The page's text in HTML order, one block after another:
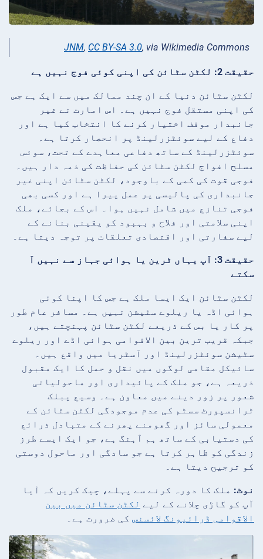
JNM, CC BY-SA 3.0, via Wikimedia Commons
حقیقت 2: لکٹن سٹائن کی اپنی کوئی فوج نہیں ہے
لکٹن سٹائن دنیا کے ان چند ممالک میں سے ایک ہے جس
کی اپنی مستقل فوج نہیں ہے۔ اس امارت نے غیر
جانبدار موقف اختیار کرنے کا انتخاب کیا ہے اور
دفاع کے لیے سوئٹزرلینڈ پر انحصار کرتا ہے۔
سوئٹزرلینڈ کے ساتھ دفاعی معاہدے کے تحت، سوئس
مسلح افواج لکٹن سٹائن کی حفاظت کی ذمہ دار ہیں۔
فوجی قوت کی کمی کے باوجود، لکٹن سٹائن اپنی غیر
جانبداری کی پالیسی پر عمل پیرا ہے اور کسی بھی
فوجی تنازع میں شامل نہیں ہوا۔ اس کے بجائے، ملک
اپنی سلامتی اور فلاح و بہبود کو یقینی بنانے کے
لیے سفارتی اور اقتصادی تعلقات پر توجہ دیتا ہے۔
حقیقت 3: آپ یہاں ٹرین یا ہوائی جہاز سے نہیں آ
سکتے
لکٹن سٹائن ایک ایسا ملک ہے جس کا اپنا کوئی
ہوائی اڈہ یا ریلوے سٹیشن نہیں ہے۔ مسافر عام طور
پر کار یا بس کے ذریعے لکٹن سٹائن پہنچتے ہیں،
جبکہ قریب ترین بین الاقوامی ہوائی اڈے اور ریلوے
سٹیشن سوئٹزرلینڈ اور آسٹریا میں واقع ہیں۔
سائیکل مقامی لوگوں میں نقل و حمل کا ایک مقبول
ذریعہ ہے، جو ملک کے پائیداری اور ماحولیاتی
شعور پر زور دینے میں معاون ہے۔ وسیع پبلک
ٹرانسپورٹ سسٹم کی عدم موجودگی لکٹن سٹائن کے
معمولی سائز اور گھومنے پھرنے کے متبادل ذرائع
کی دستیابی کے ساتھ ہم آہنگ ہے، جو ایک ایسے طرز
زندگی کو ظاہر کرتا ہے جو سادگی اور ماحول دوستی
کو ترجیح دیتا ہے۔
نوٹ: ملک کا دورہ کرنے سے پہلے، چیک کریں کہ آیا
آپ کو گاڑی چلانے کے لیے لکٹن سٹائن میں بین
الاقوامی ڈرائیونگ لائسنس کی ضرورت ہے۔